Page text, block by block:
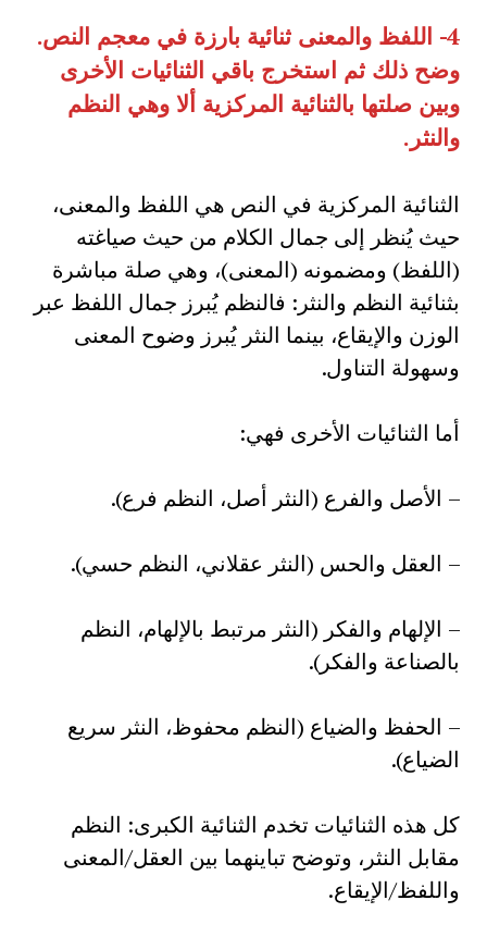
4- اللفظ والمعنى ثنائية بارزة في معجم النص.
وضح ذلك ثم استخرج باقي الثنائيات الأخرى
وبين صلتها بالثنائية المركزية ألا وهي النظم
والنثر .
الثنائية المركزية في النص هي اللفظ والمعنى،
حيث يُنظر إلى جمال الكلام من حيث صياغته
(اللفظ) ومضمونه (المعنى)، وهي صلة مباشرة
بثنائية النظم والنثر: فالنظم يُبرز جمال اللفظ عبر
الوزن والإيقاع، بينما النثر يُبرز وضوح المعنى
وسهولة التناول.
أما الثنائيات الأخرى فهي:
– الأصل والفرع (النثر أصل، النظم فرع).
– العقل والحس (النثر عقلاني، النظم حسي).
– الإلهام والفكر (النثر مرتبط بالإلهام، النظم
بالصناعة والفكر).
– الحفظ والضياع (النظم محفوظ، النثر سريع
الضياع).
كل هذه الثنائيات تخدم الثنائية الكبرى: النظم
مقابل النثر، وتوضح تباينهما بين العقل/المعنى
واللفظ/الإيقاع.